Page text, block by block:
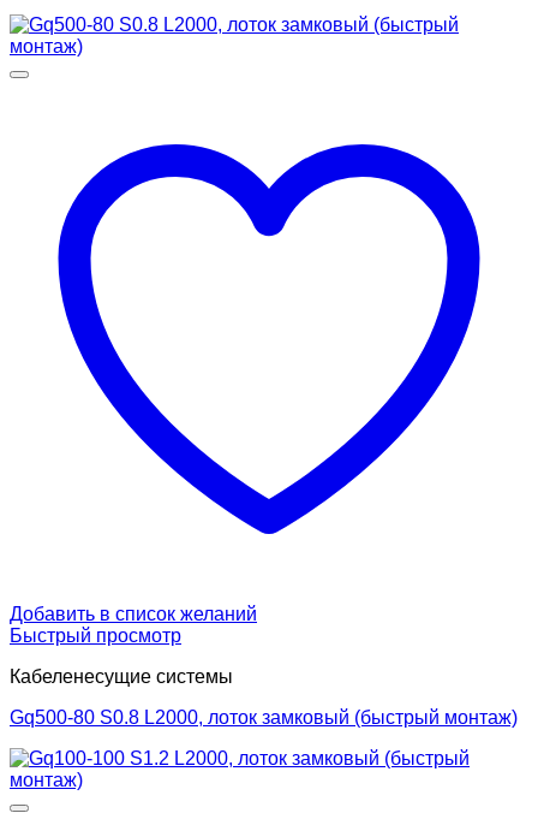
Добавить в список желаний
Быстрый просмотр
Кабеленесущие системы
Gq500-80 S0.8 L2000, лоток замковый (быстрый монтаж)